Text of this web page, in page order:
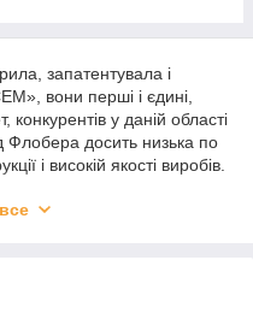
запатентувала і
вони перші і єдині,
у даній області
Флобера досить низька по
і високій якості виробів.
пістолети Флобера
в точності